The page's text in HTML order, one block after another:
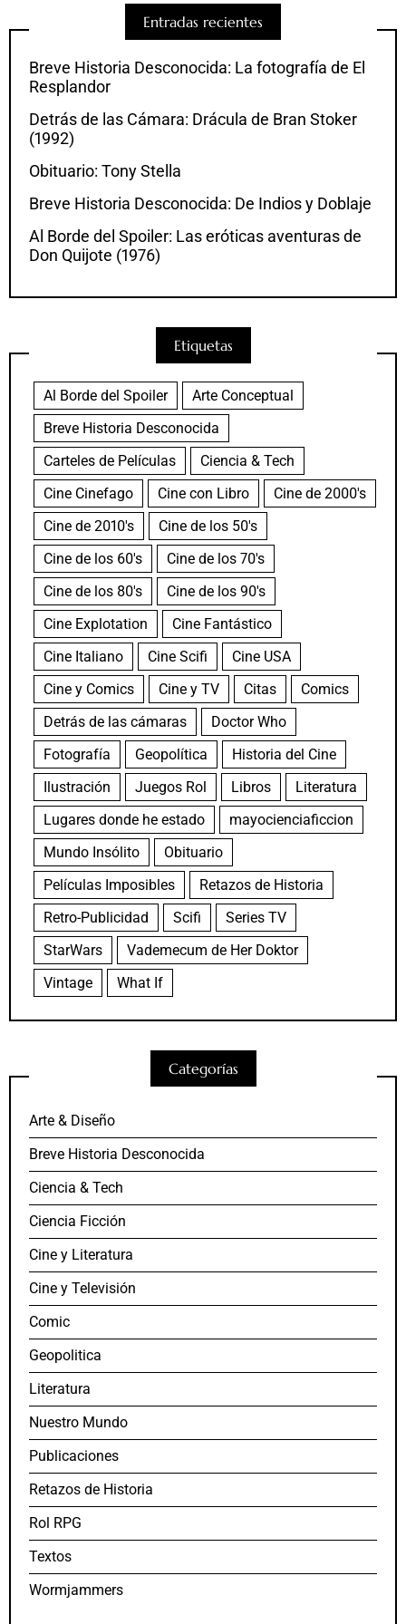
Entradas recientes
Breve Historia Desconocida: La fotografía de El
Resplandor
Detrás de las Cámara: Drácula de Bran Stoker
(1992)
Obituario: Tony Stella
Breve Historia Desconocida: De Indios y Doblaje
Al Borde del Spoiler: Las eróticas aventuras de
Don Quijote (1976)
Etiquetas
Al Borde del Spoiler
Arte Conceptual
Breve Historia Desconocida
Carteles de Películas
Ciencia & Tech
Cine Cinefago
Cine con Libro
Cine de 2000's
Cine de 2010's
Cine de los 50's
Cine de los 60's
Cine de los 70's
Cine de los 80's
Cine de los 90's
Cine Explotation
Cine Fantástico
Cine Italiano
Cine Scifi
Cine USA
Cine y Comics
Cine y TV Citas
Comics
Detrás de las cámaras
Doctor Who
Fotografía
Geopolítica
Historia del Cine
Ilustración
Juegos Rol Libros
Literatura
Lugares donde he estado
mayocienciaficcion
Mundo Insólito
Obituario
Películas Imposibles
Retazos de Historia
Retro-Publicidad
Scifi
Series TV
StarWars
Vademecum de Her Doktor
Vintage
What If
Categorías
Arte & Diseño
Breve Historia Desconocida
Ciencia & Tech
Ciencia Ficción
Cine y Literatura
Cine y Televisión
Comic
Geopolitica
Literatura
Nuestro Mundo
Publicaciones
Retazos de Historia
Rol RPG
Textos
Wormjammers